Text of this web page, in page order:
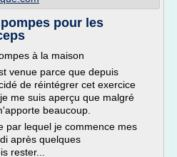
pour les
à la maison
venue parce que depuis
de réintégrer cet exercice
me suis aperçu que malgré
beaucoup.
par lequel je commence mes
après quelques
rester...